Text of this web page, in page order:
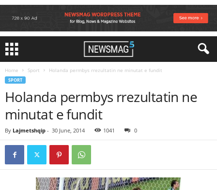
Home Sport Holanda permbys rrezultatin ne minutat e fundit
SPORT
Holanda permbys rrezultatin ne
minutat e fundit
By Lajmetshqip - 30 June, 2014 1041 0